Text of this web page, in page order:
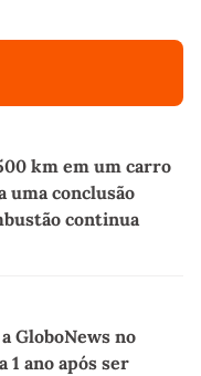
km em um carro
uma conclusão
continua
GloboNews no
1 ano após ser